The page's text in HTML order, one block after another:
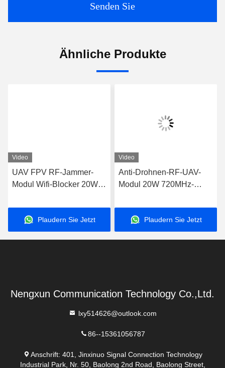
Senden Sie
Ähnliche Produkte
Video
UAV FPV RF-Jammer-
Modul Wifi-Blocker 20W
Plaudern Sie Jetzt
Video
Anti-Drohnen-RF-UAV-
Modul 20W 720MHz-
Drohne Wifi Bluetooth-
StörgerätPlaudern Sie Jetzt
Nengxun Communication Technology Co.,Ltd.
lxy514626@outlook.com
86--15361056787
Anschrift: 401, Jinxinuo Signal Connection Technology
Industrial Park, Nr. 50, Baolong 2nd Road, Baolong Street,